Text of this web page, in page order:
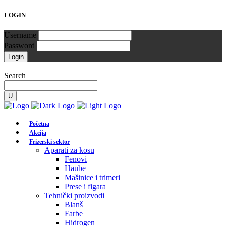
LOGIN
Username
Password
Search
Početna
Akcija
Frizerski sektor
Aparati za kosu
Fenovi
Haube
Mašinice i trimeri
Prese i figara
Tehnički proizvodi
Blanš
Farbe
Hidrogen